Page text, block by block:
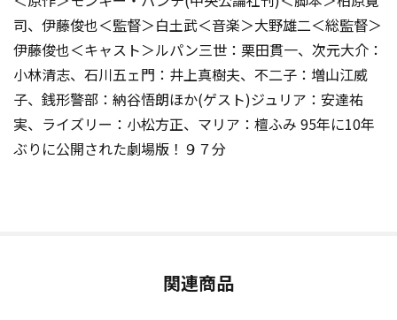
司、伊藤俊也＜監督＞白土武＜音楽＞大野雄二＜総監督＞
伊藤俊也＜キャスト＞ルパン三世：栗田貫一、次元大介：
小林清志、石川五ェ門：井上真樹夫、不二子：増山江威
子、銭形警部：納谷悟朗ほか(ゲスト)ジュリア：安達祐
実、ライズリー：小松方正、マリア：檀ふみ 95年に10年
ぶりに公開された劇場版！９７分
関連商品